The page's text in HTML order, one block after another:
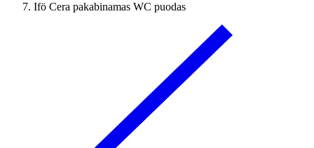
Ifö Cera pakabinamas WC puodas